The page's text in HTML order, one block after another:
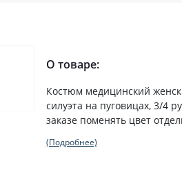
О товаре:
Костюм медицинский
силуэта на пуговицах, 3/4
заказе поменять цвет
(Подробнее)